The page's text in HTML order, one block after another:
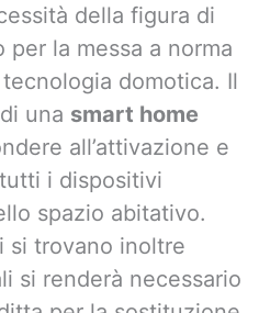
della figura di
la messa a norma
domotica. Il
una smart home
all’attivazione e
i dispositivi
spazio abitativo.
si trovano inoltre
si renderà necessario